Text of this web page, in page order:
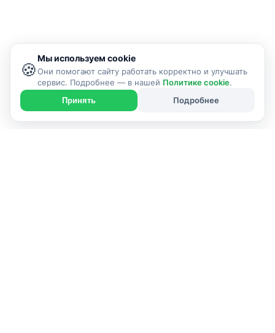
🍪
Мы используем cookie
Они помогают сайту работать корректно и улучшать
сервис. Подробнее — в нашей Политике cookie.
Принять Подробнее